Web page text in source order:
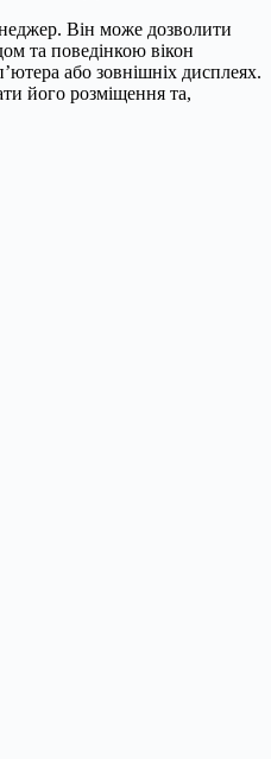
Він може дозволити
та поведінкою вікон
або зовнішніх дисплеях.
його розміщення та,